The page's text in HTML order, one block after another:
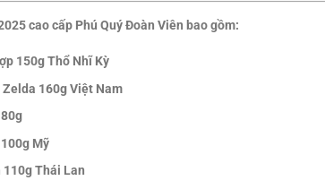
cao cấp Phú Quý Đoàn Viên bao gồm:
150g Thổ Nhĩ Kỳ
160g Việt Nam
Mỹ
110g Thái Lan